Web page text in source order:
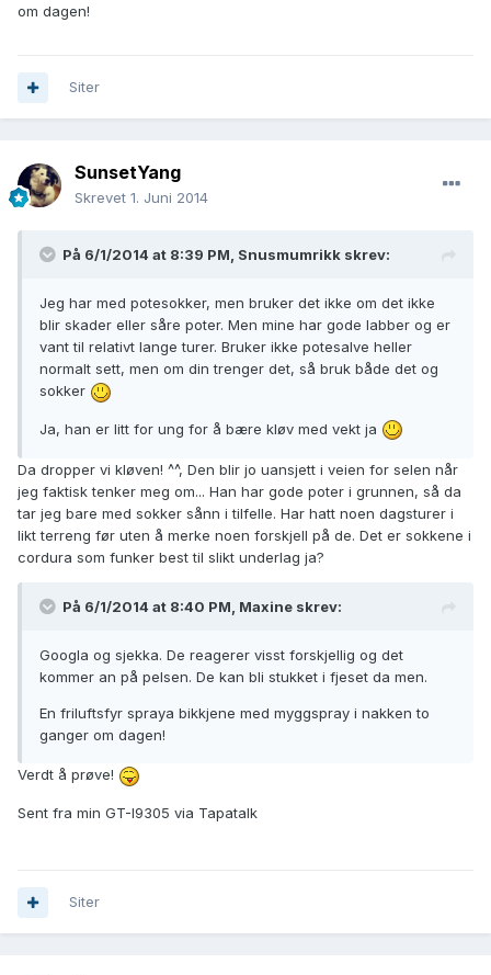
om dagen!
Siter
SunsetYang
Skrevet 1. Juni 2014
På 6/1/2014 at 8:39 PM, Snusmumrikk skrev:
Jeg har med potesokker, men bruker det ikke om det ikke
blir skader eller såre poter. Men mine har gode labber og er
vant til relativt lange turer. Bruker ikke potesalve heller
normalt sett, men om din trenger det, så bruk både det og
sokker
Ja, han er litt for ung for å bære kløv med vekt ja
Da dropper vi kløven! ^^, Den blir jo uansjett i veien for selen når
jeg faktisk tenker meg om... Han har gode poter i grunnen, så da
tar jeg bare med sokker sånn i tilfelle. Har hatt noen dagsturer i
likt terreng før uten å merke noen forskjell på de. Det er sokkene i
cordura som funker best til slikt underlag ja?
På 6/1/2014 at 8:40 PM, Maxine skrev:
Googla og sjekka. De reagerer visst forskjellig og det
kommer an på pelsen. De kan bli stukket i fjeset da men.
En friluftsfyr spraya bikkjene med myggspray i nakken to
ganger om dagen!
Verdt å prøve!
Sent fra min GT-I9305 via Tapatalk
Siter